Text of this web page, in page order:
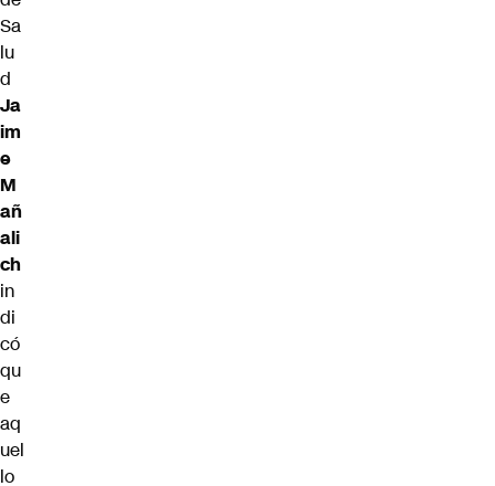
Sa
lu
d
Ja
im
e
M
añ
ali
ch
in
di
có
qu
e
aq
uel
lo